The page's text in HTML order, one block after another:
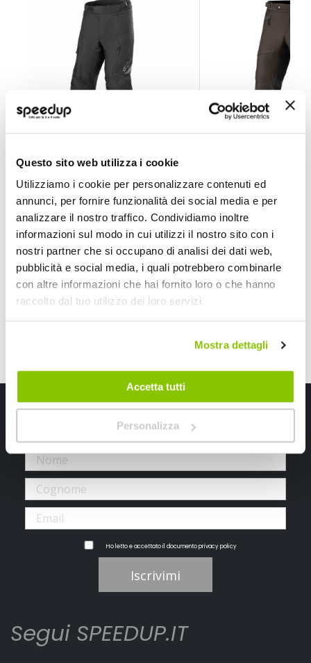
Questo sito web utilizza i cookie
Utilizziamo i cookie per personalizzare contenuti ed
annunci, per fornire funzionalità dei social media e per
analizzare il nostro traffico. Condividiamo inoltre
informazioni sul modo in cui utilizzi il nostro sito con i
nostri partner che si occupano di analisi dei dati web,
pubblicità e social media, i quali potrebbero combinarle
con altre informazioni che hai fornito loro o che hanno
raccolto dal tuo utilizzo dei loro servizi.
Mostra dettagli
Accetta tutti
Personalizza
Pantaloni in tessuto ST-1 Waterproof
ALPINESTARS
178,20 €
Spedizione gratuita!
ALPINESTARS
128,70 €
Spedizione gratuita!
Iscriviti alla newsletter Speedup
Ricevi subito uno sconto del 10% per il tuo primo acquisto online!
Ho letto e accettato il documentoprivacy policy
Iscrivimi
Segui SPEEDUP.IT